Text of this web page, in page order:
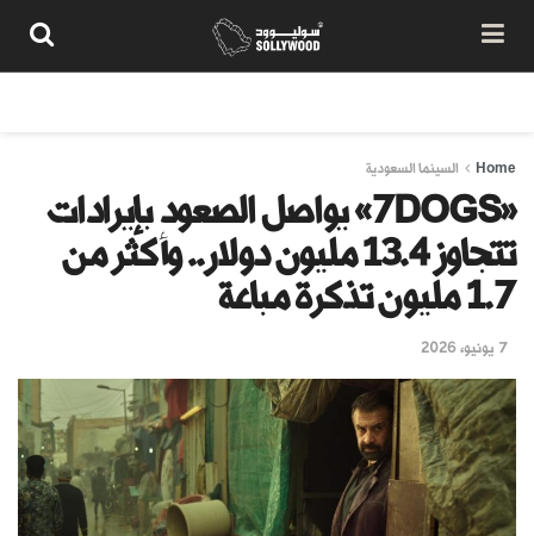
Home السينما السعودية
«7DOGS» يواصل الصعود بإيرادات
تتجاوز 13.4 مليون دولار.. وأكثر من
1.7 مليون تذكرة مباعة
7 يونيو، 2026